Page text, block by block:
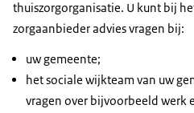
thuiszorgorganisatie. U kunt bij
zorgaanbieder advies vragen bij:
uw gemeente;
het sociale wijkteam van uw
vragen over bijvoorbeeld werk